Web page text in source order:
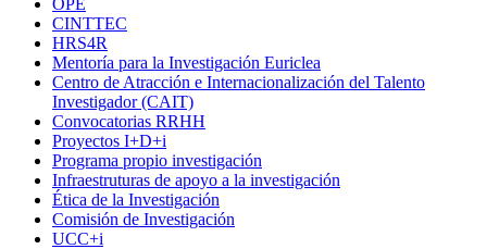
OPE
CINTTEC
HRS4R
Mentoría para la Investigación Euriclea
Centro de Atracción e Internacionalización del Talento
Investigador (CAIT)
Convocatorias RRHH
Proyectos I+D+i
Programa propio investigación
Infraestruturas de apoyo a la investigación
Ética de la Investigación
Comisión de Investigación
UCC+i